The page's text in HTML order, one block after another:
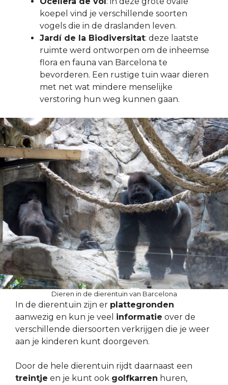
koepel vind je verschillende soorten
vogels die in de draslanden leven.
Jardí de la Biodiversitat: deze laatste
ruimte werd ontworpen om de inheemse
flora en fauna van Barcelona te
bevorderen. Een rustige tuin waar dieren
met net wat mindere menselijke
verstoring hun weg kunnen gaan.
Dieren in de dierentuin van Barcelona
In de dierentuin zijn er plattegronden
aanwezig en kun je veel informatie over de
verschillende diersoorten verkrijgen die je weer
aan je kinderen kunt doorgeven.
Door de hele dierentuin rijdt daarnaast een
treintje en je kunt ook golfkarren huren,